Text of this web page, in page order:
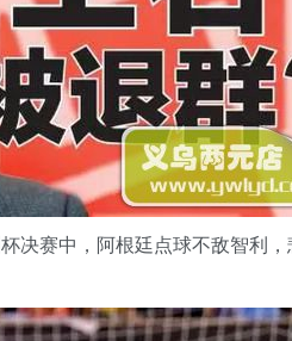
决赛中，阿根廷点球不敌智利，